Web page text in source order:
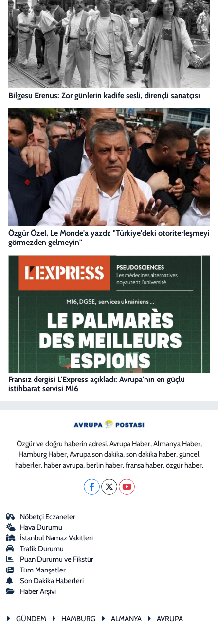
Bilgesu Erenus: Zor günlerin kadife sesli, dirençli sanatçısı
Özgür Özel, Le Monde'a yazdı: "Türkiye'deki otoriterleşmeyi
görmezden gelmeyin"
Fransız dergisi L'Express açıkladı: Avrupa'nın en güçlü
istihbarat servisi MI6
Özgür ve doğru haberin adresi. Avrupa Haber, Almanya Haber,
Hamburg Haber, Avrupa son dakika, son dakika haber, güncel
haberler, haber avrupa, berlin haber, fransa haber, özgür haber,
Nöbetçi Eczaneler
Hava Durumu
İstanbul Namaz Vakitleri
Trafik Durumu
Puan Durumu ve Fikstür
Tüm Manşetler
Son Dakika Haberleri
Haber Arşivi
GÜNDEM HAMBURG ALMANYA AVRUPA